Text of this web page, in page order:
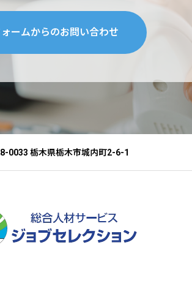
ォームからのお問い合わせ
0033 栃木県栃木市城内町2-6-1